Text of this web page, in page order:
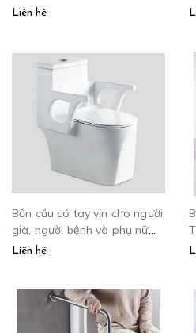
Liên hệ
Bồn cầu có tay vịn cho người
già, người bệnh và phụ nữ
mang thai - BTV699
Liên hệ